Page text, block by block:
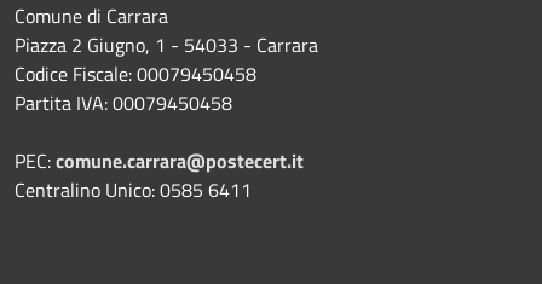
Comune di Carrara
Piazza 2 Giugno, 1 - 54033 - Carrara
Codice Fiscale: 00079450458
Partita IVA: 00079450458
PEC:comune.carrara@postecert.it
Centralino Unico: 0585 6411